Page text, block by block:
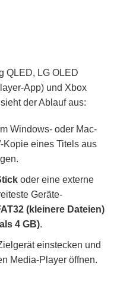
QLED, LG OLED
App) und Xbox
der Ablauf aus:
Windows- oder Mac-
Kopie eines Titels aus
oder eine externe
Geräte-
(kleinere Dateien)
4 GB).
einstecken und
Media-Player öffnen.